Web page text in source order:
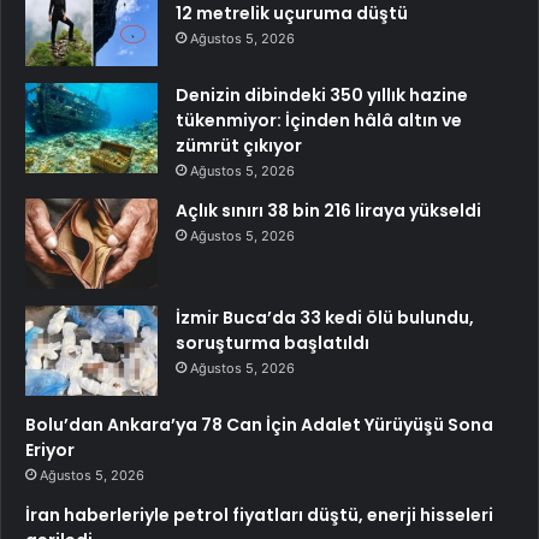
12 metrelik uçuruma düştü
Ağustos 5, 2026
Denizin dibindeki 350 yıllık hazine
tükenmiyor: İçinden hâlâ altın ve
zümrüt çıkıyor
Ağustos 5, 2026
Açlık sınırı 38 bin 216 liraya yükseldi
Ağustos 5, 2026
İzmir Buca’da 33 kedi ölü bulundu,
soruşturma başlatıldı
Ağustos 5, 2026
Bolu’dan Ankara’ya 78 Can İçin Adalet Yürüyüşü Sona
Eriyor
Ağustos 5, 2026
İran haberleriyle petrol fiyatları düştü, enerji hisseleri